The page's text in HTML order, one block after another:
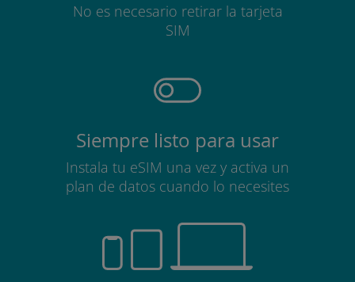
No es necesario retirar la tarjeta
SIM
Siempre listo para usar
Instala tu eSIM una vez y activa un
plan de datos cuando lo necesites